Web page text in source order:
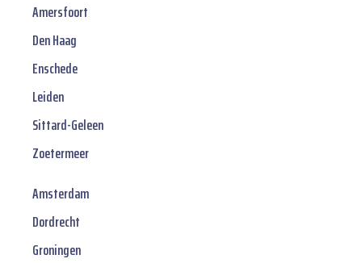
Amersfoort
Den Haag
Enschede
Leiden
Sittard-Geleen
Zoetermeer
Amsterdam
Dordrecht
Groningen